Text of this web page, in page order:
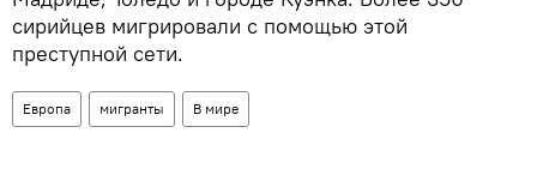
сирийцев мигрировали с помощью этой
преступной сети.
Европа мигранты В мире